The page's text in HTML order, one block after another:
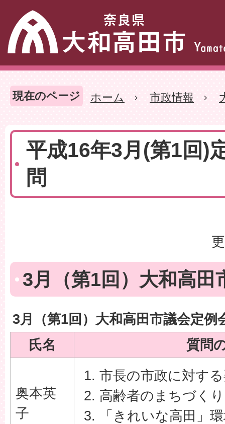
現在のページ ホーム 市政情報
平成16年3月(第1回)
問
3月（第1回）大和高田
3月（第1回）大和高田市議会定例
氏名
質問
奥本英
子
市長の市政に対す
高齢者のまちづく
「きれいな高田」